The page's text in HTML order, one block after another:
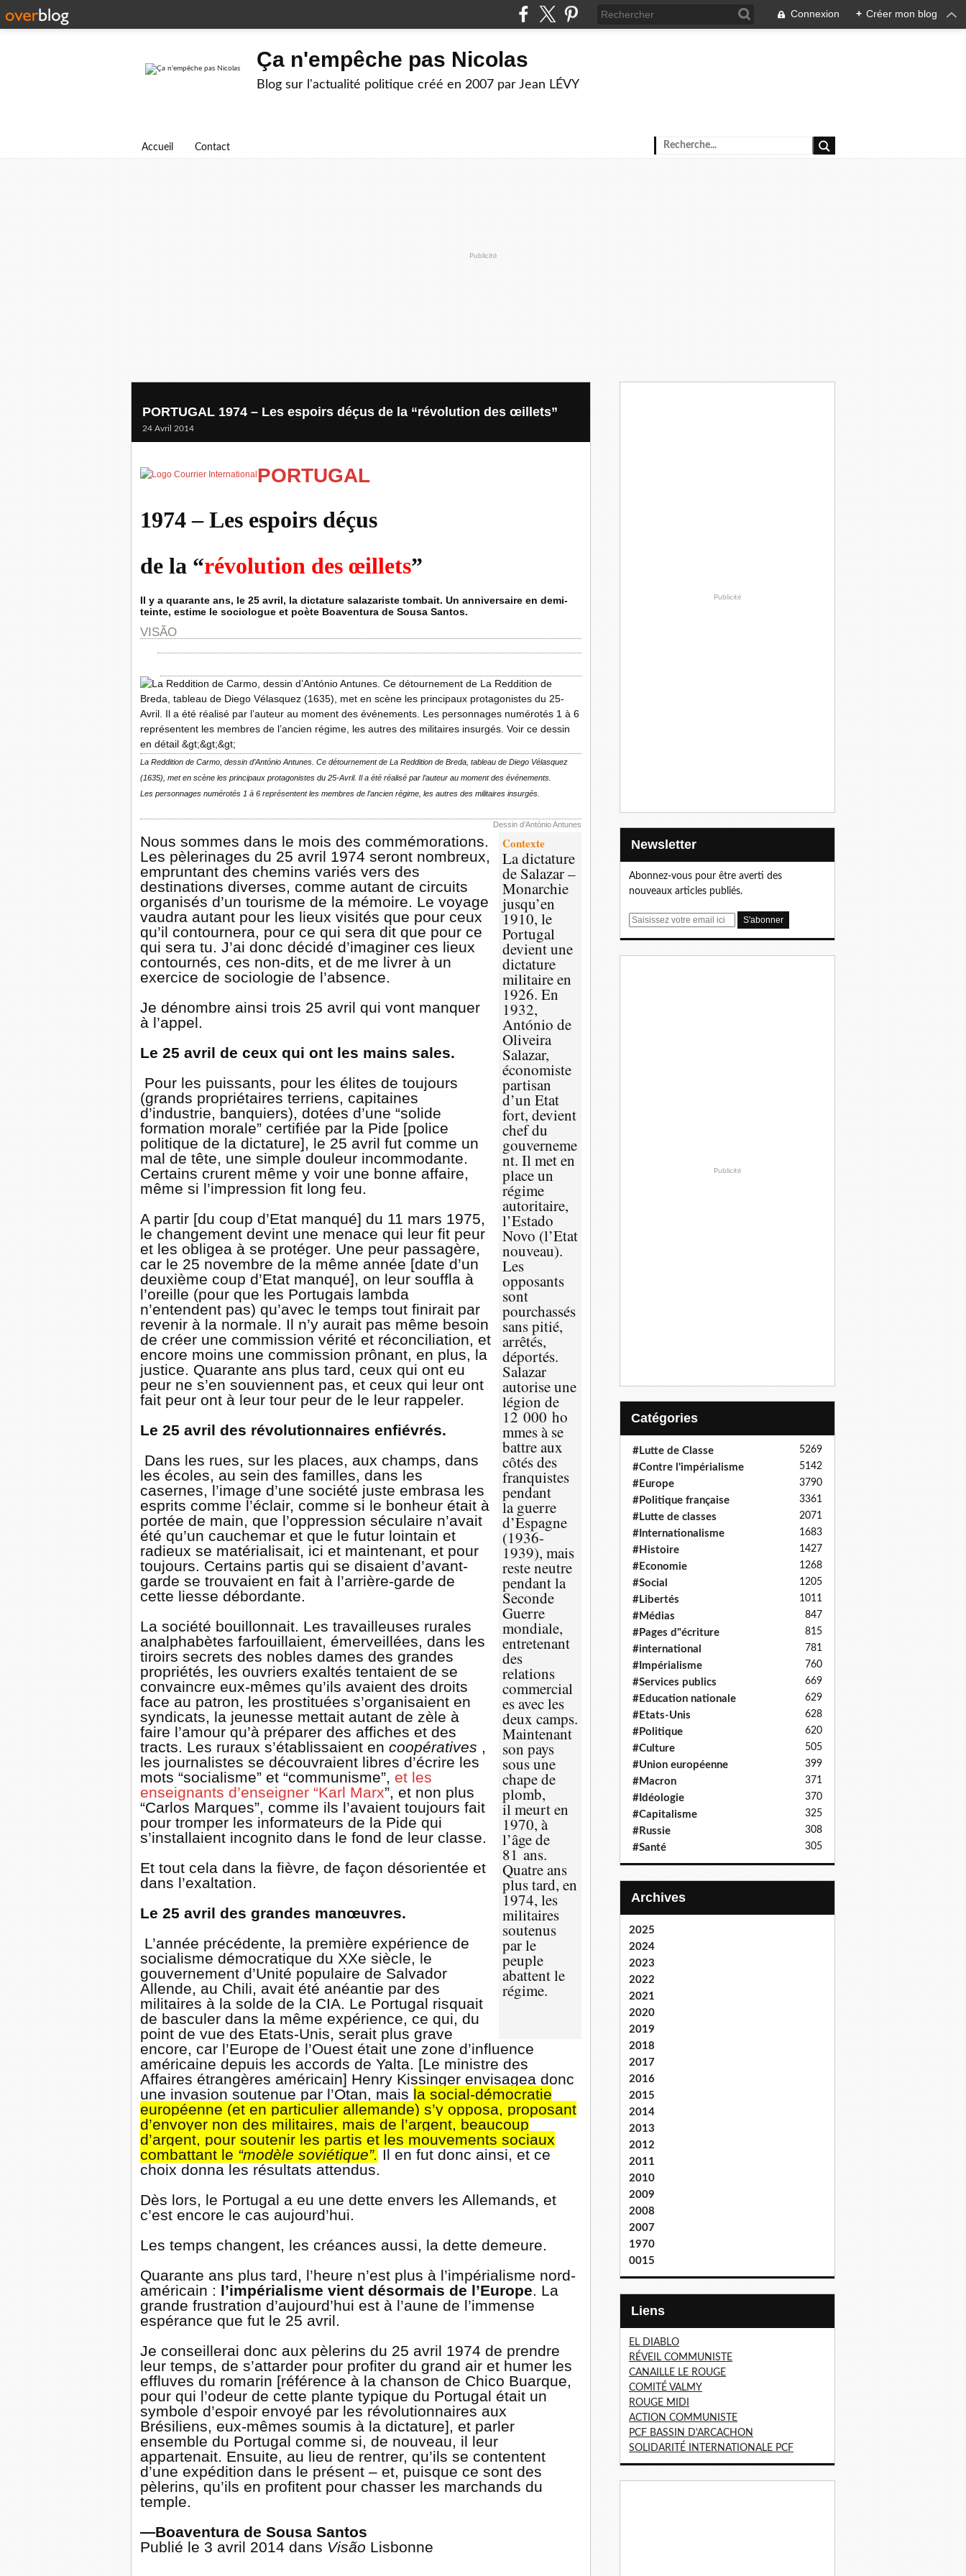
Connexion + Créer mon blog
Ça n'empêche pas Nicolas
Blog sur l'actualité politique créé en 2007 par Jean LÉVY
Accueil Contact
Publicité
PORTUGAL 1974 – Les espoirs déçus de la “révolution des œillets”
24 Avril 2014
PORTUGAL
1974 – Les espoirs déçus
de la “révolution des œillets”
Il y a quarante ans, le 25 avril, la dictature salazariste tombait. Un anniversaire en demi-
teinte, estime le sociologue et poète Boaventura de Sousa Santos.
VISÃO
La Reddition de Carmo, dessin d’António Antunes. Ce détournement de La Reddition de Breda, tableau de Diego Vélasquez
(1635), met en scène les principaux protagonistes du 25-Avril. Il a été réalisé par l’auteur au moment des événements.
Les personnages numérotés 1 à 6 représentent les membres de l’ancien régime, les autres des militaires insurgés.
Dessin d’António Antunes
Contexte
La dictature
de Salazar –
Monarchie
jusqu’en
1910, le
Portugal
devient une
dictature
militaire en
1926. En
1932,
António de
Oliveira
Salazar,
économiste
partisan
d’un Etat
fort, devient
chef du
gouverneme
nt. Il met en
place un
régime
autoritaire,
l’Estado
Novo (l’Etat
nouveau).
Les
opposants
sont
pourchassés
sans pitié,
arrêtés,
déportés.
Salazar
autorise une
légion de
12 000 ho
mmes à se
battre aux
côtés des
franquistes
pendant
la guerre
d’Espagne
(1936-
1939), mais
reste neutre
pendant la
Seconde
Guerre
mondiale,
entretenant
des
relations
commercial
es avec les
deux camps.
Maintenant
son pays
sous une
chape de
plomb,
il meurt en
1970, à
l’âge de
81 ans.
Quatre ans
plus tard, en
1974, les
militaires
soutenus
par le
peuple
abattent le
régime.
Nous sommes dans le mois des commémorations.
Les pèlerinages du 25 avril 1974 seront nombreux,
empruntant des chemins variés vers des
destinations diverses, comme autant de circuits
organisés d’un tourisme de la mémoire. Le voyage
vaudra autant pour les lieux visités que pour ceux
qu’il contournera, pour ce qui sera dit que pour ce
qui sera tu. J’ai donc décidé d’imaginer ces lieux
contournés, ces non-dits, et de me livrer à un
exercice de sociologie de l’absence.
Je dénombre ainsi trois 25 avril qui vont manquer
à l’appel.
Le 25 avril de ceux qui ont les mains sales.
Pour les puissants, pour les élites de toujours
(grands propriétaires terriens, capitaines
d’industrie, banquiers), dotées d’une “solide
formation morale” certifiée par la Pide [police
politique de la dictature], le 25 avril fut comme un
mal de tête, une simple douleur incommodante.
Certains crurent même y voir une bonne affaire,
même si l’impression fit long feu.
A partir [du coup d’Etat manqué] du 11 mars 1975,
le changement devint une menace qui leur fit peur
et les obligea à se protéger. Une peur passagère,
car le 25 novembre de la même année [date d’un
deuxième coup d’Etat manqué], on leur souffla à
l’oreille (pour que les Portugais lambda
n’entendent pas) qu’avec le temps tout finirait par
revenir à la normale. Il n’y aurait pas même besoin
de créer une commission vérité et réconciliation, et
encore moins une commission prônant, en plus, la
justice. Quarante ans plus tard, ceux qui ont eu
peur ne s’en souviennent pas, et ceux qui leur ont
fait peur ont à leur tour peur de le leur rappeler.
Le 25 avril des révolutionnaires enfiévrés.
Dans les rues, sur les places, aux champs, dans
les écoles, au sein des familles, dans les
casernes, l’image d’une société juste embrasa les
esprits comme l’éclair, comme si le bonheur était à
portée de main, que l’oppression séculaire n’avait
été qu’un cauchemar et que le futur lointain et
radieux se matérialisait, ici et maintenant, et pour
toujours. Certains partis qui se disaient d’avant-
garde se trouvaient en fait à l’arrière-garde de
cette liesse débordante.
La société bouillonnait. Les travailleuses rurales
analphabètes farfouillaient, émerveillées, dans les
tiroirs secrets des nobles dames des grandes
propriétés, les ouvriers exaltés tentaient de se
convaincre eux-mêmes qu’ils avaient des droits
face au patron, les prostituées s’organisaient en
syndicats, la jeunesse mettait autant de zèle à
faire l’amour qu’à préparer des affiches et des
tracts. Les ruraux s’établissaient en coopératives ,
les journalistes se découvraient libres d’écrire les
mots “socialisme” et “communisme”, et les
enseignants d’enseigner “Karl Marx”, et non plus
“Carlos Marques”, comme ils l’avaient toujours fait
pour tromper les informateurs de la Pide qui
s’installaient incognito dans le fond de leur classe.
Et tout cela dans la fièvre, de façon désorientée et
dans l’exaltation.
Le 25 avril des grandes manœuvres.
L’année précédente, la première expérience de
socialisme démocratique du XXe siècle, le
gouvernement d’Unité populaire de Salvador
Allende, au Chili, avait été anéantie par des
militaires à la solde de la CIA. Le Portugal risquait
de basculer dans la même expérience, ce qui, du
point de vue des Etats-Unis, serait plus grave
encore, car l’Europe de l’Ouest était une zone d’influence
américaine depuis les accords de Yalta. [Le ministre des
Affaires étrangères américain] Henry Kissinger envisagea donc
une invasion soutenue par l’Otan, mais la social-démocratie
européenne (et en particulier allemande) s’y opposa, proposant
d’envoyer non des militaires, mais de l’argent, beaucoup
d’argent, pour soutenir les partis et les mouvements sociaux
combattant le “modèle soviétique”. Il en fut donc ainsi, et ce
choix donna les résultats attendus.
Dès lors, le Portugal a eu une dette envers les Allemands, et
c’est encore le cas aujourd’hui.
Les temps changent, les créances aussi, la dette demeure.
Quarante ans plus tard, l’heure n’est plus à l’impérialisme nord-
américain : l’impérialisme vient désormais de l’Europe. La
grande frustration d’aujourd’hui est à l’aune de l’immense
espérance que fut le 25 avril.
Je conseillerai donc aux pèlerins du 25 avril 1974 de prendre
leur temps, de s’attarder pour profiter du grand air et humer les
effluves du romarin [référence à la chanson de Chico Buarque,
pour qui l’odeur de cette plante typique du Portugal était un
symbole d’espoir envoyé par les révolutionnaires aux
Brésiliens, eux-mêmes soumis à la dictature], et parler
ensemble du Portugal comme si, de nouveau, il leur
appartenait. Ensuite, au lieu de rentrer, qu’ils se contentent
d’une expédition dans le présent – et, puisque ce sont des
pèlerins, qu’ils en profitent pour chasser les marchands du
temple.
—Boaventura de Sousa Santos
Publié le 3 avril 2014 dans Visão Lisbonne
Publicité
Newsletter
Abonnez-vous pour être averti des
nouveaux articles publiés.
E
Publicité
Catégories
#Lutte de Classe 5269
#Contre l'impérialisme 5142
#Europe 3790
#Politique française 3361
#Lutte de classes 2071
#Internationalisme 1683
#Histoire 1427
#Economie 1268
#Social 1205
#Libertés 1011
#Médias 847
#Pages d"écriture 815
#international 781
#Impérialisme 760
#Services publics 669
#Education nationale 629
#Etats-Unis 628
#Politique 620
#Culture 505
#Union européenne 399
#Macron 371
#Idéologie 370
#Capitalisme 325
#Russie 308
#Santé 305
Archives
2025
2024
2023
2022
2021
2020
2019
2018
2017
2016
2015
2014
2013
2012
2011
2010
2009
2008
2007
1970
0015
Liens
EL DIABLO
RÉVEIL COMMUNISTE
CANAILLE LE ROUGE
COMITÉ VALMY
ROUGE MIDI
ACTION COMMUNISTE
PCF BASSIN D'ARCACHON
SOLIDARITÉ INTERNATIONALE PCF